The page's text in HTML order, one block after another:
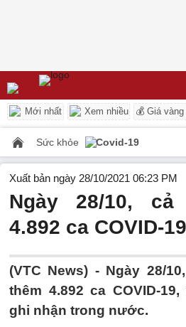
Mới nhất Xem nhiều 💰 Giá vàng
Sức khỏe Covid-19
Xuất bản ngày 28/10/2021 06:23 PM
Ngày 28/10,
4.892 ca COVID-19
(VTC News) - Ngày 28/
thêm 4.892 ca COVID-
ghi nhận trong nước.